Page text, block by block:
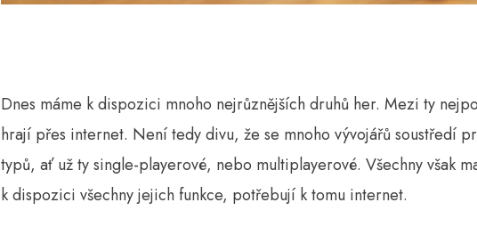
Dnes máme k dispozici mnoho nejrůznějších druhů her. Mezi ty
hrají přes internet. Není tedy divu, že se mnoho vývojářů soustředí
typů, ať už ty single-playerové, nebo multiplayerové. Všechny však
k dispozici všechny jejich funkce, potřebují k tomu internet.